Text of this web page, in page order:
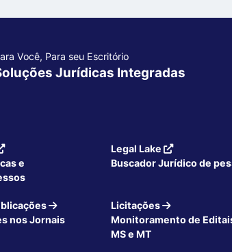
Você, Para seu Escritório
Jurídicas Integradas
e
Legal Lake
Buscador Jurídico de
nos Jornais
Licitações
Monitoramento de
MS e MT